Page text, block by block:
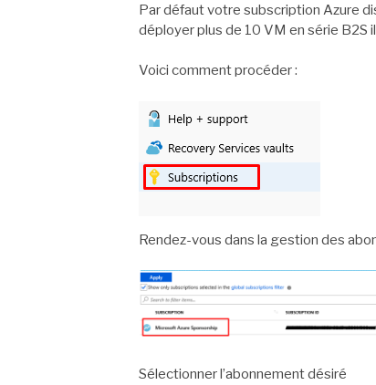
Par défaut votre subscription Azure
déployer plus de 10 VM en série B2S
Voici comment procéder :
Rendez-vous dans la gestion des
Sélectionner l’abonnement désiré